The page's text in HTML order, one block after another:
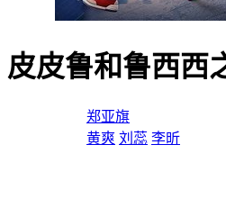
皮皮鲁和鲁西西
郑亚旗
黄爽 刘蕊 李昕